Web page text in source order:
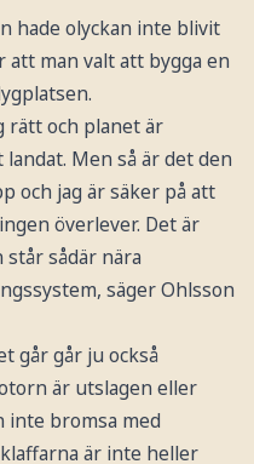
hade olyckan inte blivit
man valt att bygga en
rätt och planet är
Men så är det den
och jag är säker på att
överlever. Det är
sådär nära
säger Ohlsson
går går ju också
är utslagen eller
inte bromsa med
är inte heller